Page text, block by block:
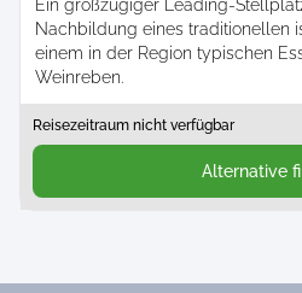
Ein großzügiger Leading-
Nachbildung eines traditionellen
einem in der Region typischen
Weinreben.
Reisezeitraum nicht verfügbar
Alternative